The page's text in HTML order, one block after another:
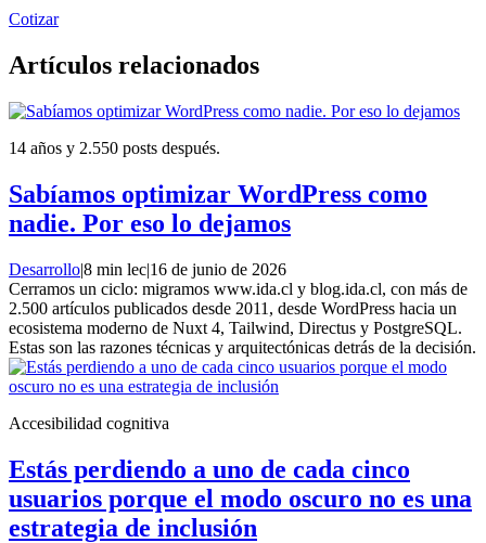
Cotizar
Artículos relacionados
14 años y 2.550 posts después.
Sabíamos optimizar WordPress como
nadie. Por eso lo dejamos
Desarrollo|8 min lec|16 de junio de 2026
Cerramos un ciclo: migramos www.ida.cl y blog.ida.cl, con más de
2.500 artículos publicados desde 2011, desde WordPress hacia un
ecosistema moderno de Nuxt 4, Tailwind, Directus y PostgreSQL.
Estas son las razones técnicas y arquitectónicas detrás de la decisión.
Accesibilidad cognitiva
Estás perdiendo a uno de cada cinco
usuarios porque el modo oscuro no es una
estrategia de inclusión